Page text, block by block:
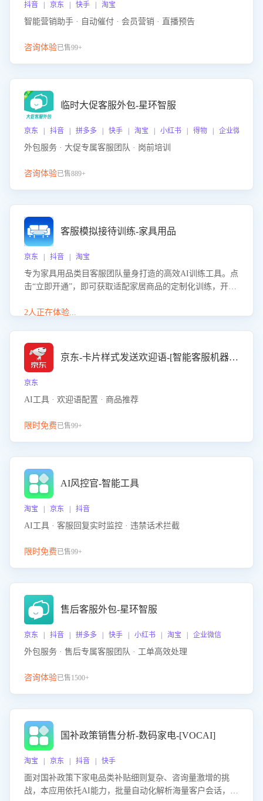
抖音 | 京东 | 快手 | 淘宝
智能营销助手 · 自动催付 · 会员营销 · 直播预告
咨询体验已售99+
临时大促客服外包-星环智服
京东 | 抖音 | 拼多多 | 快手 | 淘宝 | 小红书 | 得物 | 企业微信
外包服务 · 大促专属客服团队 · 岗前培训
咨询体验已售889+
客服模拟接待训练-家具用品
京东 | 抖音 | 淘宝
专为家具用品类目客服团队量身打造的高效AI训练工具。点
击“立即开通”，即可获取适配家居商品的定制化训练，开启
能、尺寸参数咨询等高频场景下的专业应对能力。
2人正在体验...
京东-卡片样式发送欢迎语-[智能客服机器人]
京东
AI工具 · 欢迎语配置 · 商品推荐
限时免费已售99+
AI风控官-智能工具
淘宝 | 京东 | 抖音
AI工具 · 客服回复实时监控 · 违禁话术拦截
限时免费已售99+
售后客服外包-星环智服
京东 | 抖音 | 拼多多 | 快手 | 小红书 | 淘宝 | 企业微信
外包服务 · 售后专属客服团队 · 工单高效处理
咨询体验已售1500+
国补政策销售分析-数码家电-[VOCAI]
淘宝 | 京东 | 抖音 | 快手
面对国补政策下家电品类补贴细则复杂、咨询量激增的挑
战，本应用依托AI能力，批量自动化解析海量客户会话，精